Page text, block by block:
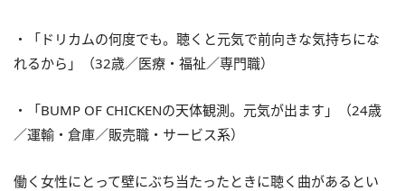
・「ドリカムの何度でも。聴くと元気で前向きな気持ちにな
れるから」（32歳／医療・福祉／専門職）
・「BUMP OF CHICKENの天体観測。元気が出ます」（24歳
／運輸・倉庫／販売職・サービス系）
働く女性にとって壁にぶち当たったときに聴く曲があるとい